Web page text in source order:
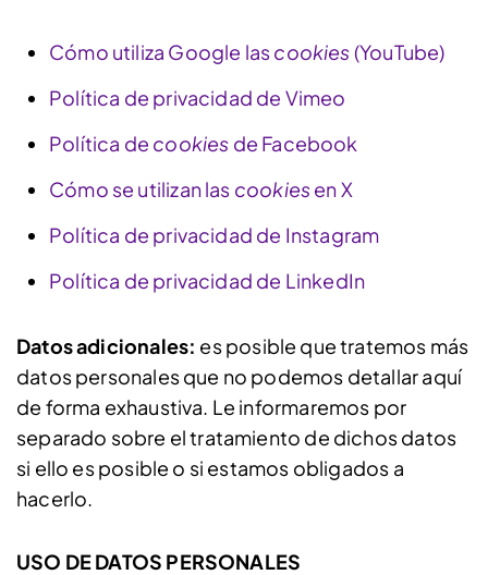
Cómo utiliza Google lascookies(YouTube)
Política de privacidad de Vimeo
Política de cookies de Facebook
Cómo se utilizan las cookiesen X
Política de privacidad de Instagram
Política de privacidad de LinkedIn
Datos adicionales: es posible que tratemos más
datos personales que no podemos detallar aquí
de forma exhaustiva. Le informaremos por
separado sobre el tratamiento de dichos datos
si ello es posible o si estamos obligados a
hacerlo.
USO DE DATOS PERSONALES